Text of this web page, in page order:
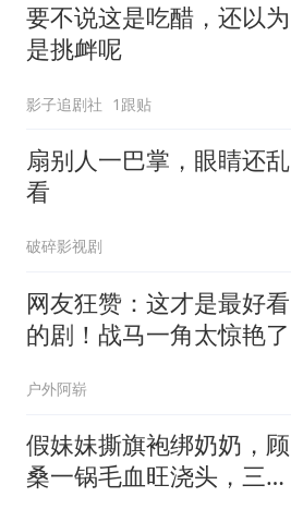
要不说这是吃醋，还以为
是挑衅呢
影子追剧社 1跟贴
扇别人一巴掌，眼睛还乱
看
破碎影视剧
网友狂赞：这才是最好看
的剧！战马一角太惊艳了
户外阿崭
假妹妹撕旗袍绑奶奶，顾
桑一锅毛血旺浇头，三个